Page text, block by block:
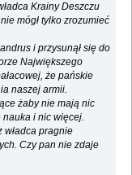
Krainy Deszczu
mógł tylko zrozumieć
i przysunął się do
Największego
że pańskie
naszej armii.
żaby nie mają nic
i nic więcej.
pragnie
Czy pan nie zdaje